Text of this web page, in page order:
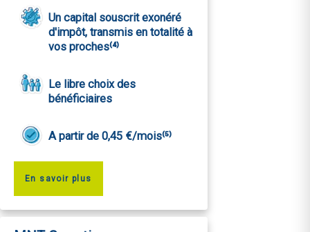
Un capital souscrit exonéré
d'impôt, transmis en totalité à
vos proches⁽⁴⁾
Le libre choix des
bénéficiaires
A partir de 0,45 €/mois⁽⁵⁾
En savoir plus